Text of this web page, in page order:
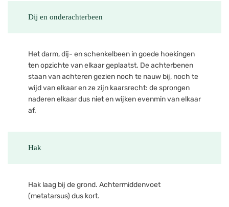
Dij en onderachterbeen
Het darm, dij- en schenkelbeen in goede hoekingen
ten opzichte van elkaar geplaatst. De achterbenen
staan van achteren gezien noch te nauw bij, noch te
wijd van elkaar en ze zijn kaarsrecht: de sprongen
naderen elkaar dus niet en wijken evenmin van elkaar
af.
Hak
Hak laag bij de grond. Achtermiddenvoet
(metatarsus) dus kort.